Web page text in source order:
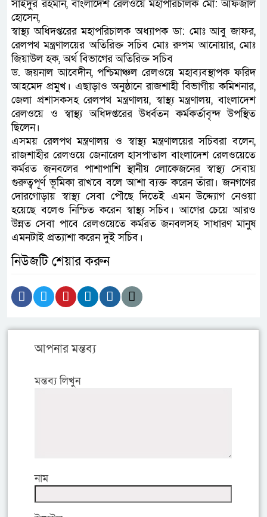
সাইদুর রহমান, বাংলাদেশ রেলওয়ে মহাপরিচালক মো: আফজাল
হোসেন,
স্বাস্থ্য অধিদপ্তরের মহাপরিচালক অধ্যাপক ডা: মোঃ আবু জাফর,
রেলপথ মন্ত্রণালয়ের অতিরিক্ত সচিব মোঃ রুপম আনোয়ার, মোঃ
জিয়াউল হক, অর্থ বিভাগের অতিরিক্ত সচিব
ড. জয়নাল আবেদীন, পশ্চিমাঞ্চল রেলওয়ে মহাব্যবস্থাপক ফরিদ
আহমেদ প্রমুখ। এছাড়াও অনুষ্ঠানে রাজশাহী বিভাগীয় কমিশনার,
জেলা প্রশাসকসহ রেলপথ মন্ত্রণালয়, স্বাস্থ্য মন্ত্রণালয়, বাংলাদেশ
রেলওয়ে ও স্বাস্থ্য অধিদপ্তরের উর্ধ্বতন কর্মকর্তাবৃন্দ উপস্থিত
ছিলেন।
এসময় রেলপথ মন্ত্রণালয় ও স্বাস্থ্য মন্ত্রণালয়ের সচিবরা বলেন,
রাজশাহীর রেলওয়ে জেনারেল হাসপাতাল বাংলাদেশ রেলওয়েতে
কর্মরত জনবলের পাশাপাশি স্থানীয় লোকেজনের স্বাস্থ্য সেবায়
গুরুত্বপূর্ণ ভূমিকা রাখবে বলে আশা ব্যক্ত করেন তাঁরা। জনগণের
দোরগোড়ায় স্বাস্থ্য সেবা পৌছে দিতেই এমন উদ্দ্যোগ নেওয়া
হয়েছে বলেও নিশ্চিত করেন স্বাস্থ্য সচিব। আগের চেয়ে আরও
উন্নত সেবা পাবে রেলওয়েতে কর্মরত জনবলসহ সাধারণ মানুষ
এমনটাই প্রত্যাশা করেন দুই সচিব।
নিউজটি শেয়ার করুন
আপনার মন্তব্য
মন্তব্য লিখুন
নাম